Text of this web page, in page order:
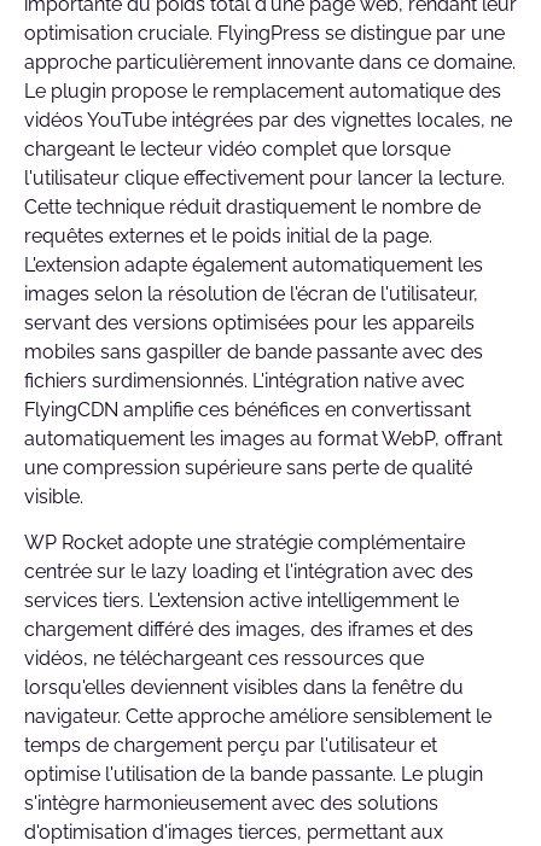
optimisation cruciale. FlyingPress se distingue par une
approche particulièrement innovante dans ce domaine.
Le plugin propose le remplacement automatique des
vidéos YouTube intégrées par des vignettes locales, ne
chargeant le lecteur vidéo complet que lorsque
l'utilisateur clique effectivement pour lancer la lecture.
Cette technique réduit drastiquement le nombre de
requêtes externes et le poids initial de la page.
L'extension adapte également automatiquement les
images selon la résolution de l'écran de l'utilisateur,
servant des versions optimisées pour les appareils
mobiles sans gaspiller de bande passante avec des
fichiers surdimensionnés. L'intégration native avec
FlyingCDN amplifie ces bénéfices en convertissant
automatiquement les images au format WebP, offrant
une compression supérieure sans perte de qualité
visible.
WP Rocket adopte une stratégie complémentaire
centrée sur le lazy loading et l'intégration avec des
services tiers. L'extension active intelligemment le
chargement différé des images, des iframes et des
vidéos, ne téléchargeant ces ressources que
lorsqu'elles deviennent visibles dans la fenêtre du
navigateur. Cette approche améliore sensiblement le
temps de chargement perçu par l'utilisateur et
optimise l'utilisation de la bande passante. Le plugin
s'intègre harmonieusement avec des solutions
d'optimisation d'images tierces, permettant aux